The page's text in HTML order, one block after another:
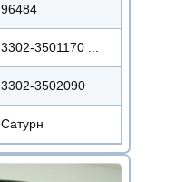
96484
3302-3501170 ...
3302-3502090
Сатурн